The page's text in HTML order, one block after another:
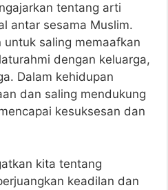
tentang arti
antar sesama Muslim.
saling memaafkan
dengan keluarga,
Dalam kehidupan
dan saling mendukung
kesuksesan dan
kita tentang
keadilan dan